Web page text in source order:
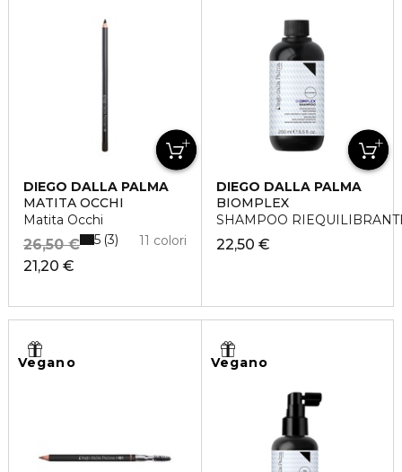
DIEGO DALLA PALMA
MATITA OCCHI
Matita Occhi
21,20 €
26,50 € 11 colori
5 3
DIEGO DALLA PALMA
BIOMPLEX
SHAMPOO
22,50 €
Vegano Vegano